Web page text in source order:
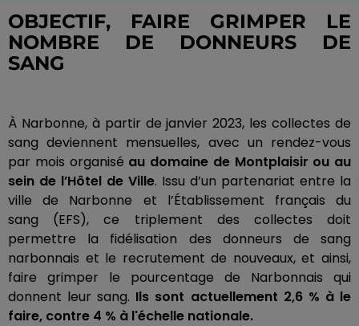
OBJECTIF, FAIRE GRIMPER LE
NOMBRE DE DONNEURS DE
SANG
À Narbonne, à partir de janvier 2023, les collectes de
sang deviennent mensuelles, avec un rendez-vous
par mois organisé au domaine de Montplaisir ou au
sein de l’Hôtel de Ville. Issu d’un partenariat entre la
ville de Narbonne et l’Établissement français du
sang (EFS), ce triplement des collectes doit
permettre la fidélisation des donneurs de sang
narbonnais et le recrutement de nouveaux, et ainsi,
faire grimper le pourcentage de Narbonnais qui
donnent leur sang. Ils sont actuellement 2,6 % à le
faire, contre 4 % à l'échelle nationale.